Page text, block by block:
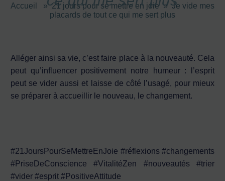
Accueil »21 jours pour se mettre en joie»Je vide mes
placards de tout ce qui me sert plus
Alléger ainsi sa vie, c’est faire place à la nouveauté. Cela
peut qu’influencer positivement notre humeur : l’esprit
peut se vider aussi et laisse de côté l’usagé, pour mieux
se préparer à accueillir le nouveau, le changement.
#21JoursPourSeMettreEnJoie #réflexions #changements
#PriseDeConscience #VitalitéZen #nouveautés #trier
#vider #esprit #PositiveAttitude